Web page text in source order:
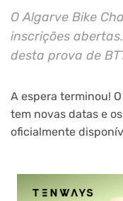
O Algarve Bike
inscrições
desta prova de
A espera terminou!
tem novas datas e
oficialmente